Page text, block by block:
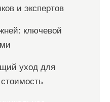
и экспертов
ключевой
уход для